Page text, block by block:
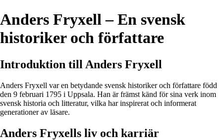
Anders Fryxell – En svensk
historiker och författare
Introduktion till Anders Fryxell
Anders Fryxell var en betydande svensk historiker och författare född
den 9 februari 1795 i Uppsala. Han är främst känd för sina verk inom
svensk historia och litteratur, vilka har inspirerat och informerat
generationer av läsare.
Anders Fryxells liv och karriär